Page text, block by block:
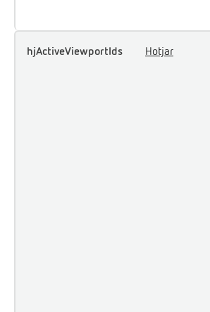
hjActiveViewportIds Hotjar